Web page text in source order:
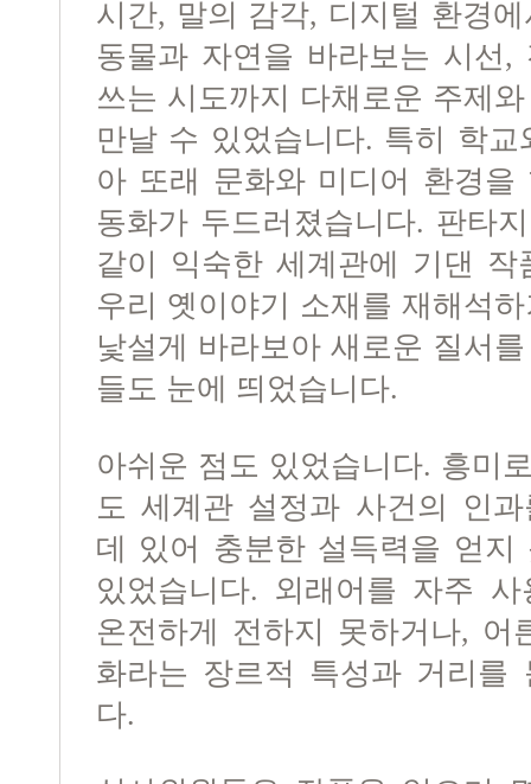
시간, 말의 감각, 디지털 환경
동물과 자연을 바라보는 시선,
쓰는 시도까지 다채로운 주제
만날 수 있었습니다. 특히 학
아 또래 문화와 미디어 환경을
동화가 두드러졌습니다. 판타
같이 익숙한 세계관에 기댄 작
우리 옛이야기 소재를 재해석
낯설게 바라보아 새로운 질서
들도 눈에 띄었습니다.
아쉬운 점도 있었습니다. 흥미
도 세계관 설정과 사건의 인
데 있어 충분한 설득력을 얻지
있었습니다. 외래어를 자주
온전하게 전하지 못하거나, 어
화라는 장르적 특성과 거리를
다.